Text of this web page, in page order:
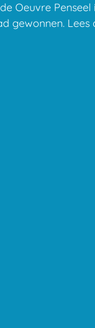
Oeuvre
gewonnen.